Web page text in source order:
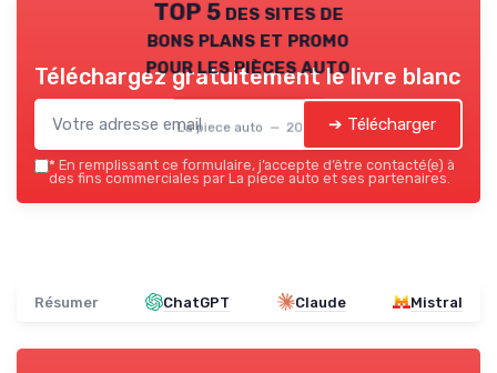
TOP 5 des sites de
bons plans et promo
pour les pièces auto
La piece auto — 2026
Téléchargez gratuitement le livre blanc
➔ Télécharger
* En remplissant ce formulaire, j’accepte d’être contacté(e) à
des fins commerciales par La piece auto et ses partenaires.
Résumer ChatGPT Claude Mistral